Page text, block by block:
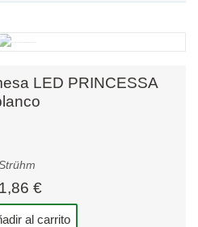
LED PRINCESSA
€
al carrito